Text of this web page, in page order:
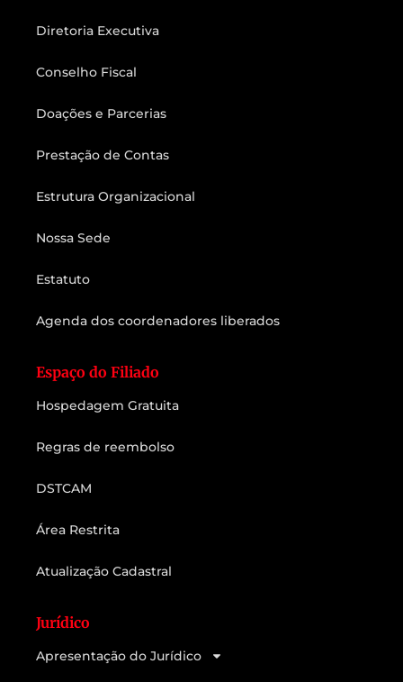
Diretoria Executiva
Conselho Fiscal
Doações e Parcerias
Prestação de Contas
Estrutura Organizacional
Nossa Sede
Estatuto
Agenda dos coordenadores liberados
Espaço do Filiado
Hospedagem Gratuita
Regras de reembolso
DSTCAM
Área Restrita
Atualização Cadastral
Jurídico
Apresentação do Jurídico